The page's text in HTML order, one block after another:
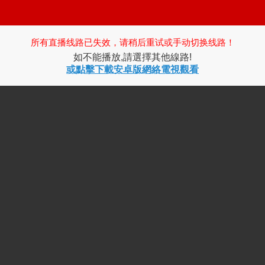
所有直播线路已失效，请稍后重试或手动切换线路！
如不能播放,請選擇其他線路!
或點擊下載安卓版網絡電視觀看